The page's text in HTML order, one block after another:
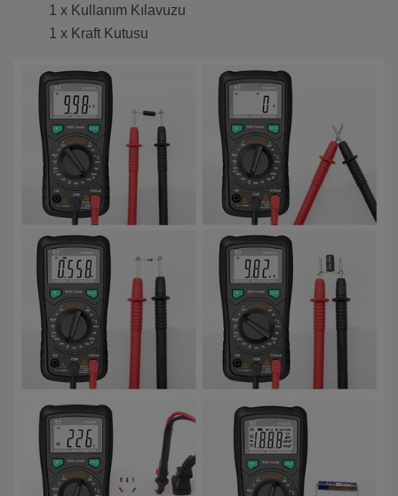
1 x Kullanım Kılavuzu
1 x Kraft Kutusu